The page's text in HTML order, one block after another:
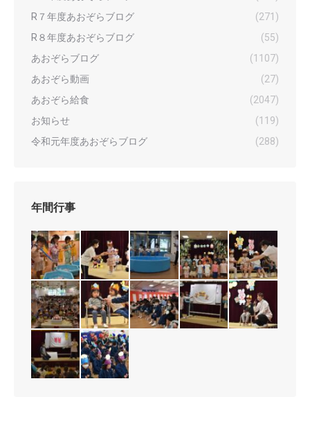
R７年度あおぞらブログ
(271)
R８年度あおぞらブログ
(55)
あおぞらブログ
(1107)
あおぞら動画
(27)
あおぞら給食
(2047)
お知らせ
(119)
令和元年度あおぞらブログ
(288)
年間行事